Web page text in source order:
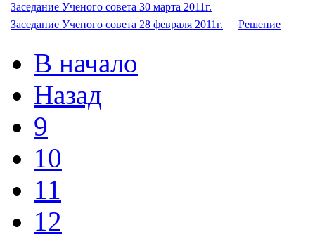
Заседание Ученого совета 30 марта 2011г.
Заседание Ученого совета 28 февраля 2011г.
Решение
В начало
Назад
9
10
11
12